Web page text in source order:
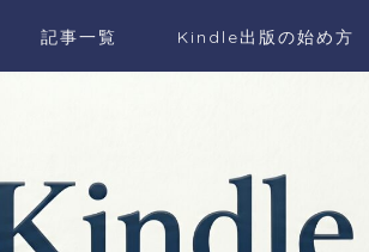
記事一覧 Kindle出版の始め方